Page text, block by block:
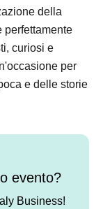
della
perfettamente
curiosi e
per
e delle storie
evento?
Business!